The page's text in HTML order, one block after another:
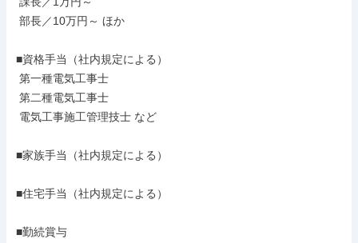
■資格手当（社内規定による）
■家族手当（社内規定による）
■住宅手当（社内規定による）
■勤続賞与